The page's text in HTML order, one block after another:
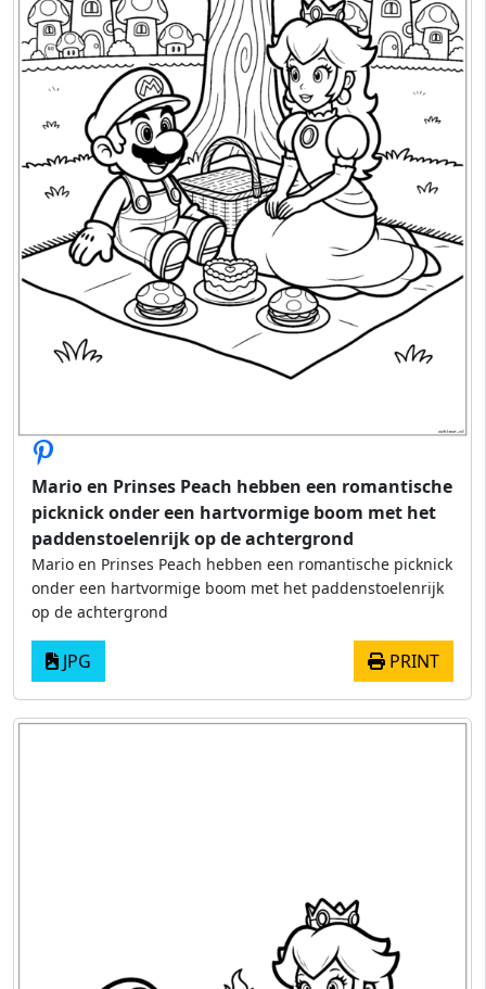
Mario en Prinses Peach hebben een romantische
picknick onder een hartvormige boom met het
paddenstoelenrijk op de achtergrond
Mario en Prinses Peach hebben een romantische picknick
onder een hartvormige boom met het paddenstoelenrijk
op de achtergrond
JPG PRINT